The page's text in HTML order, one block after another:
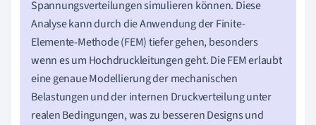
Spannungsverteilungen simulieren können. Diese
Analyse kann durch die Anwendung der Finite-
Elemente-Methode (FEM) tiefer gehen, besonders
wenn es um Hochdruckleitungen geht. Die FEM erlaubt
eine genaue Modellierung der mechanischen
Belastungen und der internen Druckverteilung unter
realen Bedingungen, was zu besseren Designs und